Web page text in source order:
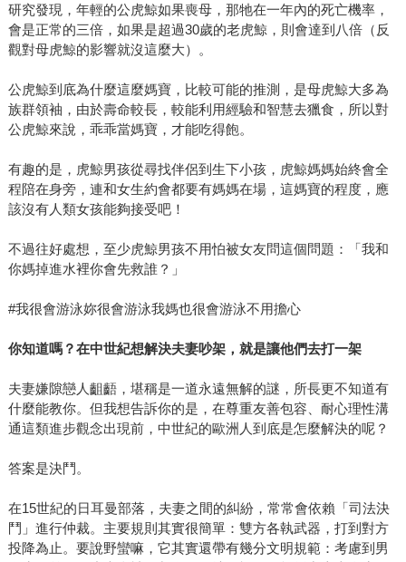
研究發現，年輕的公虎鯨如果喪母，那牠在一年內的死亡機率，
會是正常的三倍，如果是超過30歲的老虎鯨，則會達到八倍（反
觀對母虎鯨的影響就沒這麼大）。
公虎鯨到底為什麼這麼媽寶，比較可能的推測，是母虎鯨大多為
族群領袖，由於壽命較長，較能利用經驗和智慧去獵食，所以對
公虎鯨來說，乖乖當媽寶，才能吃得飽。
有趣的是，虎鯨男孩從尋找伴侶到生下小孩，虎鯨媽媽始終會全
程陪在身旁，連和女生約會都要有媽媽在場，這媽寶的程度，應
該沒有人類女孩能夠接受吧！
不過往好處想，至少虎鯨男孩不用怕被女友問這個問題：「我和
你媽掉進水裡你會先救誰？」
#我很會游泳妳很會游泳我媽也很會游泳不用擔心
你知道嗎？在中世紀想解決夫妻吵架，就是讓他們去打一架
夫妻嫌隙戀人齟齬，堪稱是一道永遠無解的謎，所長更不知道有
什麼能教你。但我想告訴你的是，在尊重友善包容、耐心理性溝
通這類進步觀念出現前，中世紀的歐洲人到底是怎麼解決的呢？
答案是決鬥。
在15世紀的日耳曼部落，夫妻之間的糾紛，常常會依賴「司法決
鬥」進行仲裁。主要規則其實很簡單：雙方各執武器，打到對方
投降為止。要說野蠻嘛，它其實還帶有幾分文明規範：考慮到男